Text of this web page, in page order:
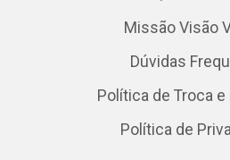
Missão Visão
Dúvidas
Política de Troca
Política de